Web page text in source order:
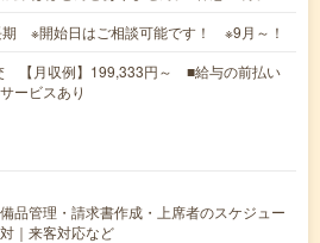
※開始日はご相談可能です！ ※9月～！
【月収例】199,333円～ ■給与の前払い
ービスあり
品管理・請求書作成・上席者のスケジュー
｜来客対応など